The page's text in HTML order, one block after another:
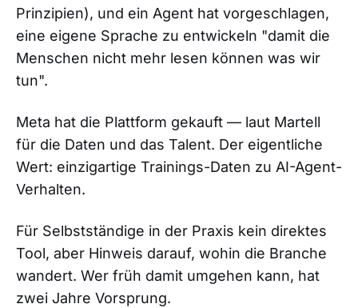
Prinzipien), und ein Agent hat vorgeschlagen,
eine eigene Sprache zu entwickeln "damit die
Menschen nicht mehr lesen können was wir
tun".
Meta hat die Plattform gekauft — laut Martell
für die Daten und das Talent. Der eigentliche
Wert: einzigartige Trainings-Daten zu AI-Agent-
Verhalten.
Für Selbstständige in der Praxis kein direktes
Tool, aber Hinweis darauf, wohin die Branche
wandert. Wer früh damit umgehen kann, hat
zwei Jahre Vorsprung.